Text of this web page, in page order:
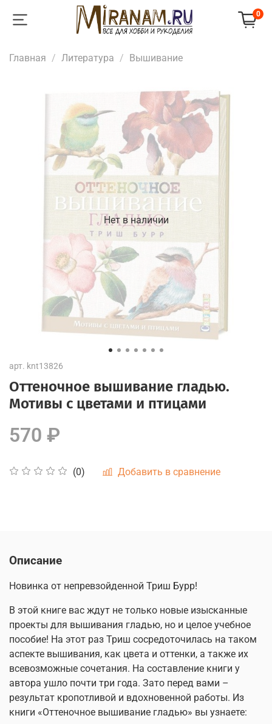
0
Главная Литература Вышивание
Нет в наличии
арт. knt13826
Оттеночное вышивание гладью.
Мотивы с цветами и птицами
(0) Добавить в сравнение
570 ₽
Описание
Новинка от непревзойденной Триш Бурр!
В этой книге вас ждут не только новые изысканные
проекты для вышивания гладью, но и целое учебное
пособие! На этот раз Триш сосредоточилась на таком
аспекте вышивания, как цвета и оттенки, а также их
всевозможные сочетания. На составление книги у
автора ушло почти три года. Зато перед вами –
результат кропотливой и вдохновенной работы. Из
книги «Оттеночное вышивание гладью» вы узнаете: